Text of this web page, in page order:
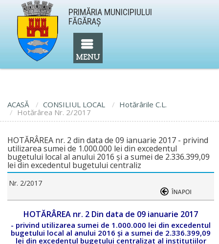
PRIMĂRIA MUNICIPIULUI
FĂGĂRAŞ
ACASĂ CONSILIUL LOCAL
Hotărârile C.L.
Hotărârea Nr. 2/2017
HOTĂRÂREA nr. 2 din data de 09 ianuarie 2017 - privind
utilizarea sumei de 1.000.000 lei din excedentul
bugetului local al anului 2016 și a sumei de 2.336.399,09
lei din excedentul bugetului centraliz
Nr. 2/2017
HOTĂRÂREA nr. 2 Din data de 09 ianuarie 2017
- privind utilizarea sumei de 1.000.000 lei din excedentul
bugetului local al anului 2016 și a sumei de 2.336.399,09
lei din excedentul bugetului centralizat al institutiilor